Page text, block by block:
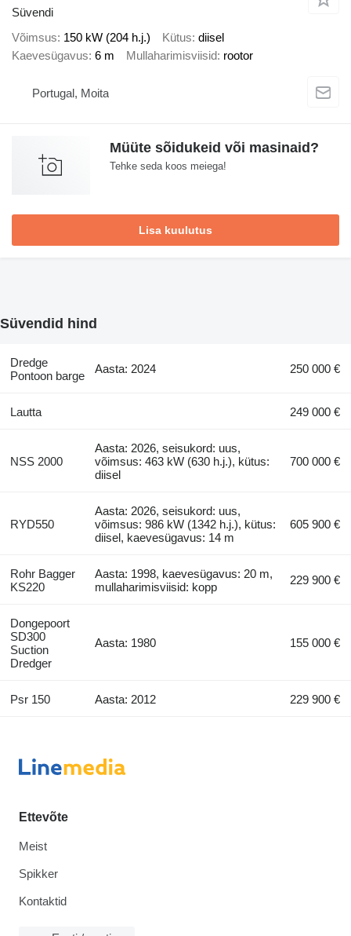
Süvendi
Võimsus 150 kW (204 h.j.) Kütus diisel
Kaevesügavus 6 m Mullaharimisviisid rootor
Portugal, Moita
Müüte sõidukeid või masinaid?
Tehke seda koos meiega!
Lisa kuulutus
Süvendid hind
Dredge
Pontoon barge
Aasta: 2024 250 000 €
Lautta 249 000 €
NSS 2000
Aasta: 2026, seisukord: uus,
võimsus: 463 kW (630 h.j.), kütus:
diisel
700 000 €
RYD550
Aasta: 2026, seisukord: uus,
võimsus: 986 kW (1342 h.j.), kütus:
diisel, kaevesügavus: 14 m
605 900 €
Rohr Bagger
KS220
Aasta: 1998, kaevesügavus: 20 m,
mullaharimisviisid: kopp
229 900 €
Dongepoort
SD300
Suction
Dredger
Aasta: 1980 155 000 €
Psr 150 Aasta: 2012 229 900 €
Ettevõte
Meist
Spikker
Kontaktid